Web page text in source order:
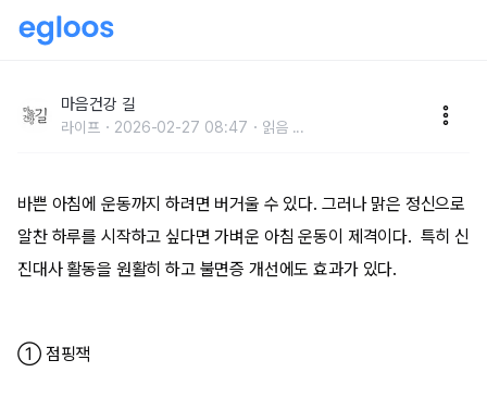
마음건강 길
라이프 2026-02-27 08:47 읽음 ...
바쁜 아침에 운동까지 하려면 버거울 수 있다. 그러나 맑은 정신으로
알찬 하루를 시작하고 싶다면 가벼운 아침 운동이 제격이다. 특히 신
진대사 활동을 원활히 하고 불면증 개선에도 효과가 있다.
① 점핑잭